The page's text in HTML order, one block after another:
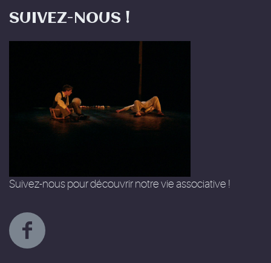
SUIVEZ-NOUS !
Suivez-nous pour découvrir notre vie associative !